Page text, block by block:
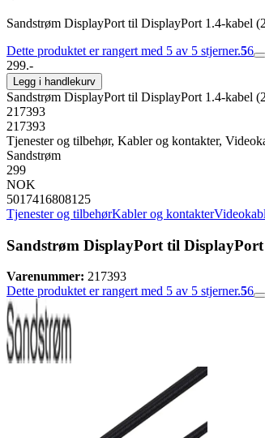
Sandstrøm DisplayPort til DisplayPort 1.4-kabel
Dette produktet er rangert med 5 av 5 stjerner.56
299.-
Legg i handlekurv
Sandstrøm DisplayPort til DisplayPort 1.4-kabel
217393
217393
Tjenester og tilbehør, Kabler og kontakter,
Sandstrøm
299
NOK
5017416808125
Tjenester og tilbehørKabler og kontakter
Sandstrøm DisplayPort til
Varenummer: 217393
Dette produktet er rangert med 5 av 5 stjerner.56